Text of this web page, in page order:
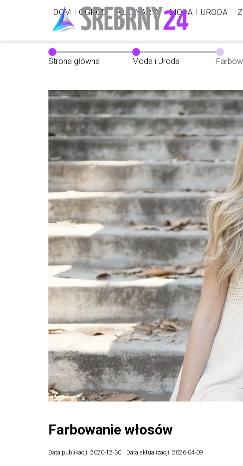
DOM I OGRÓD KULINARIA MODA I URODA
Strona główna Moda i Uroda
Farbowanie włosów
Data publikacji: 2020-12-30 Data aktualizacji: 2026-04-09